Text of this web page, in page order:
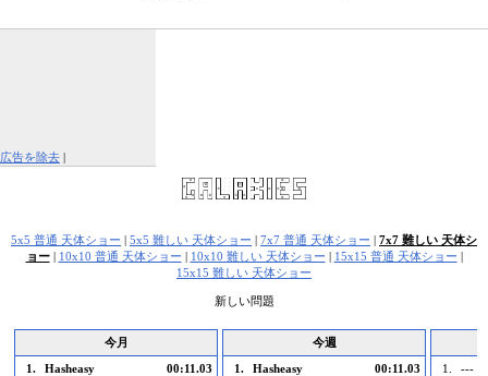
広告を除去 |
5x5 普通 天体ショー | 5x5 難しい 天体ショー | 7x7 普通 天体ショー | 7x7 難しい 天体シ
ョー| 10x10 普通 天体ショー | 10x10 難しい 天体ショー | 15x15 普通 天体ショー |
15x15 難しい 天体ショー
新しい問題
今月
1.
Hasheasy
00:11.03
今週
1.
Hasheasy
00:11.03
1.
---